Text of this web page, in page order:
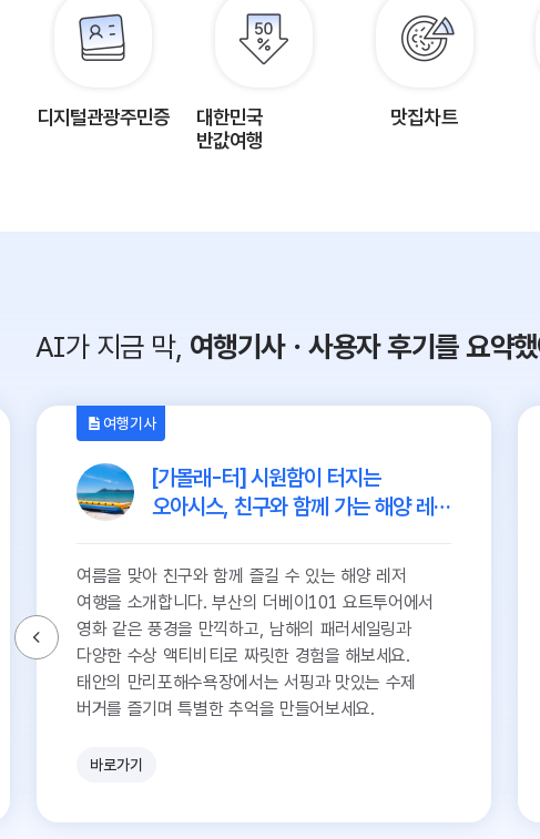
디지털관광주민증
대한민국
반값여행
맛집차트
AI가 지금 막, 여행기사ㆍ사용자 후기를 요약
여행기사
[가볼래-터] 시원함이 터지는
오아시스, 친구와 함께 가는 해양 레저
여름을 맞아 친구와 함께 즐길 수 있는 해양 레저
여행을 소개합니다. 부산의 더베이101 요트투어에서
영화 같은 풍경을 만끽하고, 남해의 패러세일링과
다양한 수상 액티비티로 짜릿한 경험을 해보세요.
태안의 만리포해수욕장에서는 서핑과 맛있는 수제
버거를 즐기며 특별한 추억을 만들어보세요.
바로가기